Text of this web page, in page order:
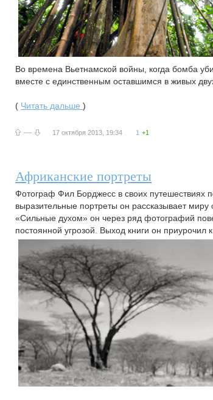
Во времена Вьетнамской войны, когда бомба
вместе с единственным оставшимся в живых
( Читать дальше )
— 17 октября 2013, 19:34 1 +1
Африканские портреты
Фотограф Фил Борджесс в своих путешествиях
выразительные портреты он рассказывает
«Сильные духом» он через ряд фотографий
постоянной угрозой. Выход книги он